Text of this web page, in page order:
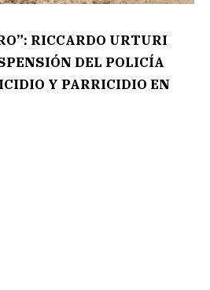
RICCARDO URTURI
DEL POLICÍA
Y PARRICIDIO EN